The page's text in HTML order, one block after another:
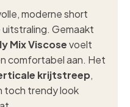
moderne short
uitstraling. Gemaakt
Mix Viscosevoelt
comfortabel aan. Het
krijtstreep,
toch trendy look